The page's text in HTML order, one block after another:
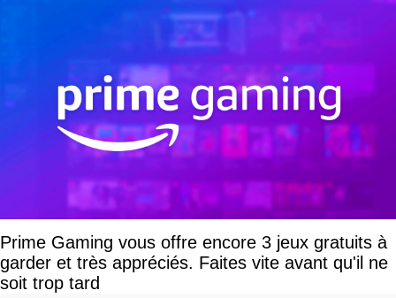
Prime Gaming vous offre encore 3 jeux gratuits à
garder et très appréciés. Faites vite avant qu'il ne
soit trop tard